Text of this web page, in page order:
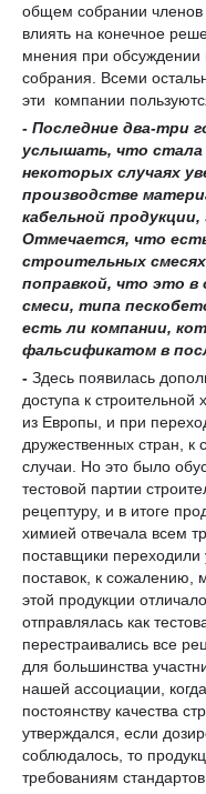
общем собрании
влиять на конечное
мнения при обсуждении
собрания. Всеми
эти компании
- Последние два-три
услышать, что стала
некоторых случаях
производстве
кабельной продукции,
Отмечается, что
строительных смесях
поправкой, что это в
смеси, типа
есть ли компании,
фальсификатом в
- Здесь появилась
доступа к
из Европы, и при
дружественных стран, к
случаи. Но это было
тестовой партии
рецептуру, и в итоге
химией отвечала всем
поставщики
поставок, к сожалению,
этой продукции
отправлялась как
перестраивались все
для большинства
нашей ассоциации,
постоянству качества
утверждался, если
соблюдалось, то
требованиям стандартов.